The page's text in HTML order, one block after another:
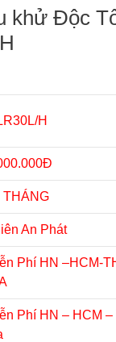
khử Độc
H
THÁNG
An Phát
Phí HN –HCM-
Phí HN – HCM –